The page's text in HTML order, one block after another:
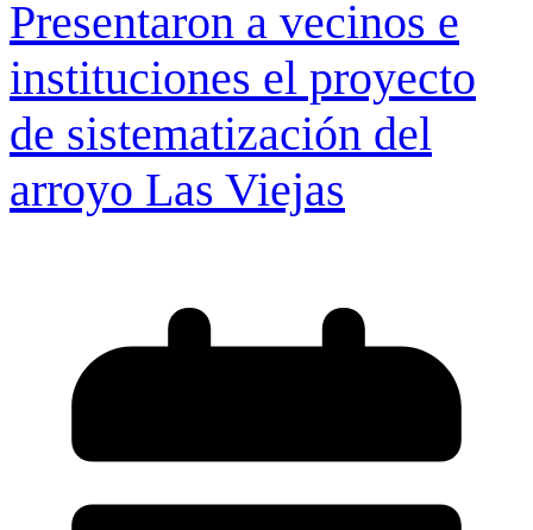
Presentaron a vecinos e
instituciones el proyecto
de sistematización del
arroyo Las Viejas